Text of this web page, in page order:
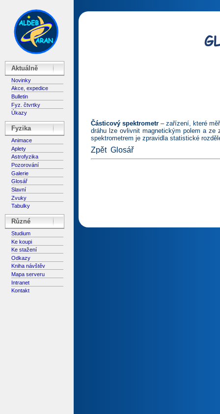
Aktuálně
Novinky
Akce, expedice
Bulletin
Fyz. čtvrtky
Úkazy
Fyzika
Animace
Aplety
Astrofyzika
Pozorování
Galerie
Glosář
Slavní
Zvuky
Tabulky
Různé
Studium
Ke koupi
Ke stažení
Odkazy
Kniha návštěv
Mapa serveru
Intranet
Kontakt
Částicový spektrometr – zařízení, které
dráhu lze ovlivnit magnetickým polem a
spektrometrem je zpravidla statistické
Zpět Glosář